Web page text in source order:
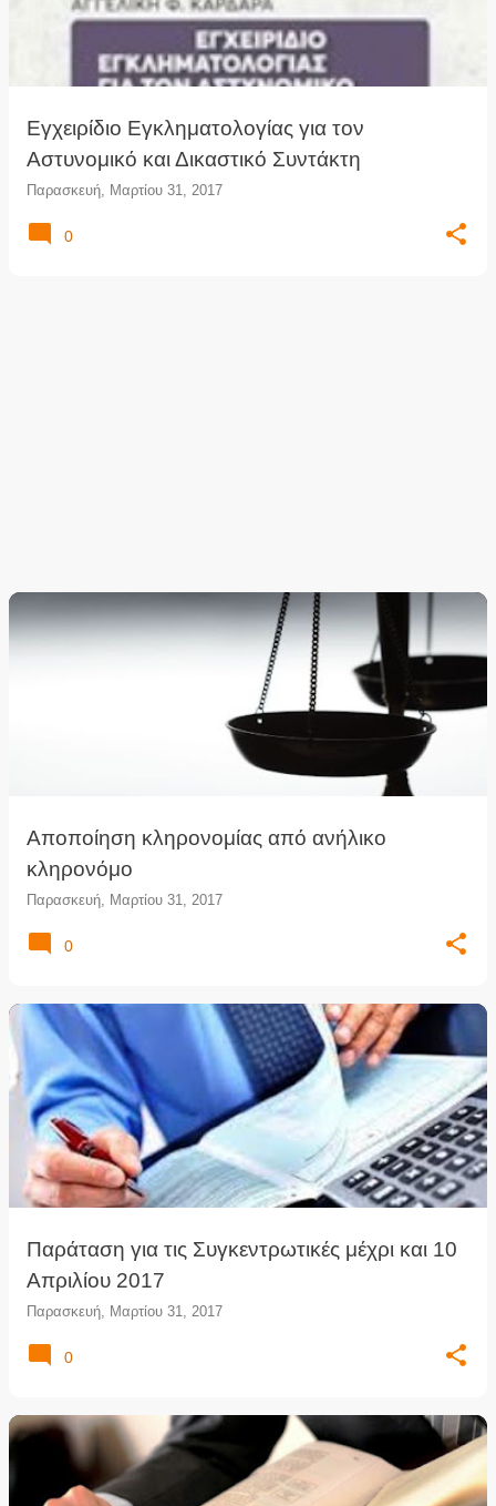
Εγχειρίδιο Εγκληματολογίας για τον
Αστυνομικό και Δικαστικό Συντάκτη
Παρασκευή, Μαρτίου 31, 2017
0
Αποποίηση κληρονομίας από ανήλικο
κληρονόμο
Παρασκευή, Μαρτίου 31, 2017
0
Παράταση για τις Συγκεντρωτικές μέχρι και 10
Απριλίου 2017
Παρασκευή, Μαρτίου 31, 2017
0